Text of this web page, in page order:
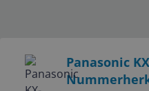
Panasonic